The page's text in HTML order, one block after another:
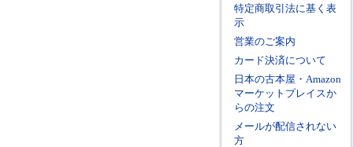
特定商取引法に基く表
示
営業のご案内
カード決済について
日本の古本屋・Amazon
マーケットプレイスか
らの注文
メールが配信されない
方